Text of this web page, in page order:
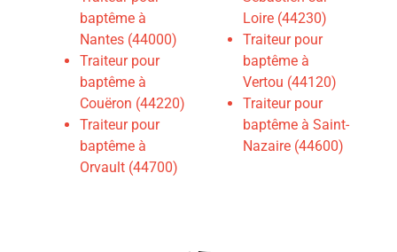
baptême à
Nantes (44000)
Traiteur pour
baptême à
Couëron (44220)
Traiteur pour
baptême à
Orvault (44700)
Loire (44230)
Traiteur pour
baptême à
Vertou (44120)
Traiteur pour
baptême à Saint-
Nazaire (44600)